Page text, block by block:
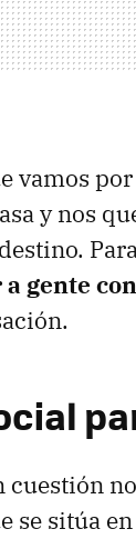
vamos
y nos
a gente
se sitúa